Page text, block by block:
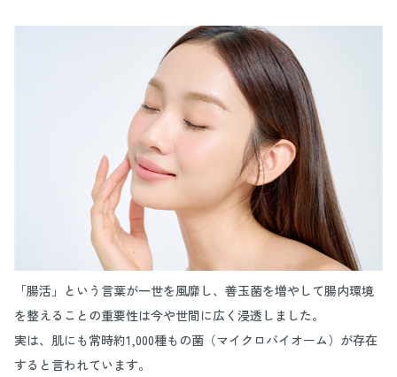
「腸活」という言葉が一世を風靡し、善玉菌を増やして腸内環境
を整えることの重要性は今や世間に広く浸透しました。
実は、肌にも常時約1,000種もの菌（マイクロバイオーム）が存在
すると言われています。